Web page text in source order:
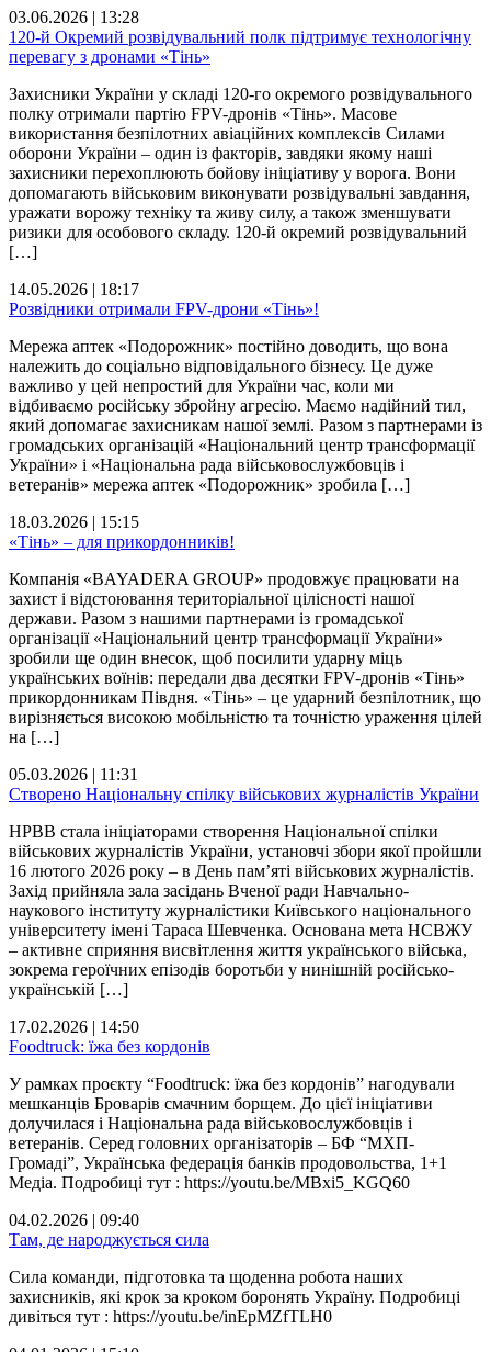
03.06.2026 | 13:28
120-й Окремий розвідувальний полк підтримує технологічну
перевагу з дронами «Тінь»
Захисники України у складі 120-го окремого розвідувального
полку отримали партію FPV-дронів «Тінь». Масове
використання безпілотних авіаційних комплексів Силами
оборони України – один із факторів, завдяки якому наші
захисники перехоплюють бойову ініціативу у ворога. Вони
допомагають військовим виконувати розвідувальні завдання,
уражати ворожу техніку та живу силу, а також зменшувати
ризики для особового складу. 120-й окремий розвідувальний
[…]
14.05.2026 | 18:17
Розвідники отримали FPV-дрони «Тінь»!
Мережа аптек «Подорожник» постійно доводить, що вона
належить до соціально відповідального бізнесу. Це дуже
важливо у цей непростий для України час, коли ми
відбиваємо російську збройну агресію. Маємо надійний тил,
який допомагає захисникам нашої землі. Разом з партнерами із
громадських організацій «Національний центр трансформації
України» і «Національна рада військовослужбовців і
ветеранів» мережа аптек «Подорожник» зробила […]
18.03.2026 | 15:15
«Тінь» – для прикордонників!
Компанія «BAYADERA GROUP» продовжує працювати на
захист і відстоювання територіальної цілісності нашої
держави. Разом з нашими партнерами із громадської
організації «Національний центр трансформації України»
зробили ще один внесок, щоб посилити ударну міць
українських воїнів: передали два десятки FPV-дронів «Тінь»
прикордонникам Півдня. «Тінь» – це ударний безпілотник, що
вирізняється високою мобільністю та точністю ураження цілей
на […]
05.03.2026 | 11:31
Створено Національну спілку військових журналістів України
НРВВ стала ініціаторами створення Національної спілки
військових журналістів України, установчі збори якої пройшли
16 лютого 2026 року – в День пам’яті військових журналістів.
Захід прийняла зала засідань Вченої ради Навчально-
наукового інституту журналістики Київського національного
університету імені Тараса Шевченка. Основана мета НСВЖУ
– активне сприяння висвітлення життя українського війська,
зокрема героїчних епізодів боротьби у нинішній російсько-
українській […]
17.02.2026 | 14:50
Foodtruck: їжа без кордонів
У рамках проєкту “Foodtruck: їжа без кордонів” нагодували
мешканців Броварів смачним борщем. До цієї ініціативи
долучилася і Національна рада військовослужбовців і
ветеранів. Серед головних організаторів – БФ “МХП-
Громаді”, Українська федерація банків продовольства, 1+1
Медіа. Подробиці тут : https://youtu.be/MBxi5_KGQ60
04.02.2026 | 09:40
Там, де народжується сила
Сила команди, підготовка та щоденна робота наших
захисників, які крок за кроком боронять Україну. Подробиці
дивіться тут : https://youtu.be/inEpMZfTLH0